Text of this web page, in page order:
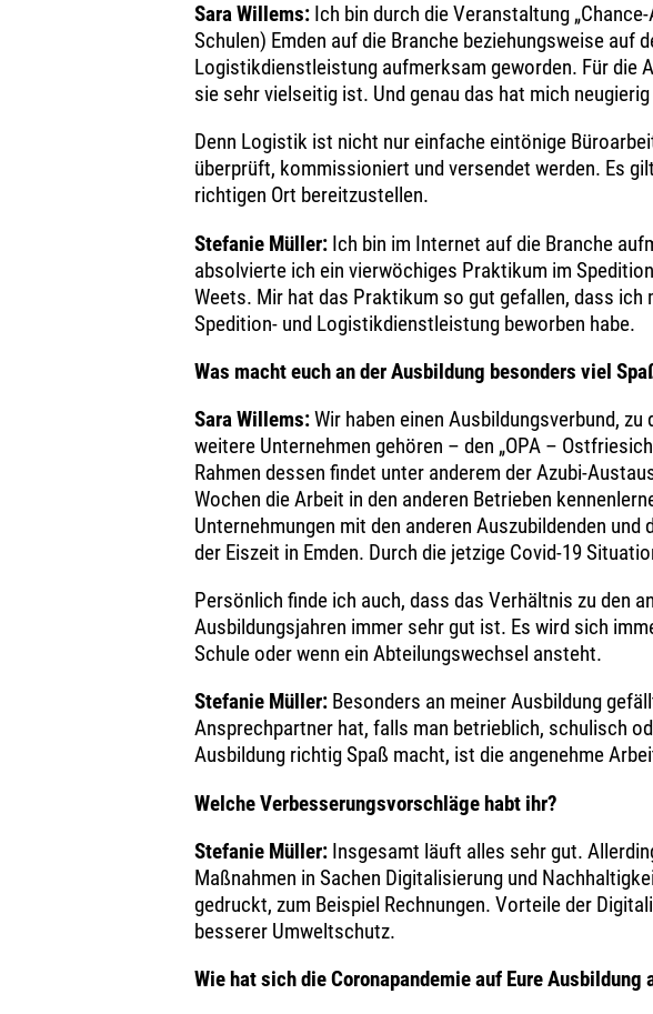
Sara Willems: Ich bin durch die Veranstaltung
Schulen) Emden auf die Branche beziehungsweise auf
Logistikdienstleistung aufmerksam geworden. Für die
sie sehr vielseitig ist. Und genau das hat mich
Denn Logistik ist nicht nur einfache eintönige
überprüft, kommissioniert und versendet werden. Es
richtigen Ort bereitzustellen.
Stefanie Müller: Ich bin im Internet auf die Branche
absolvierte ich ein vierwöchiges Praktikum im
Weets. Mir hat das Praktikum so gut gefallen, dass
Spedition- und Logistikdienstleistung beworben habe.
Was macht euch an der Ausbildung besonders viel
Sara Willems:Wir haben einen Ausbildungsverbund,
weitere Unternehmen gehören – den „OPA –
Rahmen dessen findet unter anderem der Azubi-
Wochen die Arbeit in den anderen Betrieben
Unternehmungen mit den anderen Auszubildenden
der Eiszeit in Emden. Durch die jetzige Covid-19
Persönlich finde ich auch, dass das Verhältnis zu den
Ausbildungsjahren immer sehr gut ist. Es wird sich
Schule oder wenn ein Abteilungswechsel ansteht.
Stefanie Müller: Besonders an meiner Ausbildung
Ansprechpartner hat, falls man betrieblich, schulisch
Ausbildung richtig Spaß macht, ist die angenehme
Welche Verbesserungsvorschläge habt ihr?
Stefanie Müller: Insgesamt läuft alles sehr gut.
Maßnahmen in Sachen Digitalisierung und
gedruckt, zum Beispiel Rechnungen. Vorteile der
besserer Umweltschutz.
Wie hat sich die Coronapandemie auf Eure Ausbildung